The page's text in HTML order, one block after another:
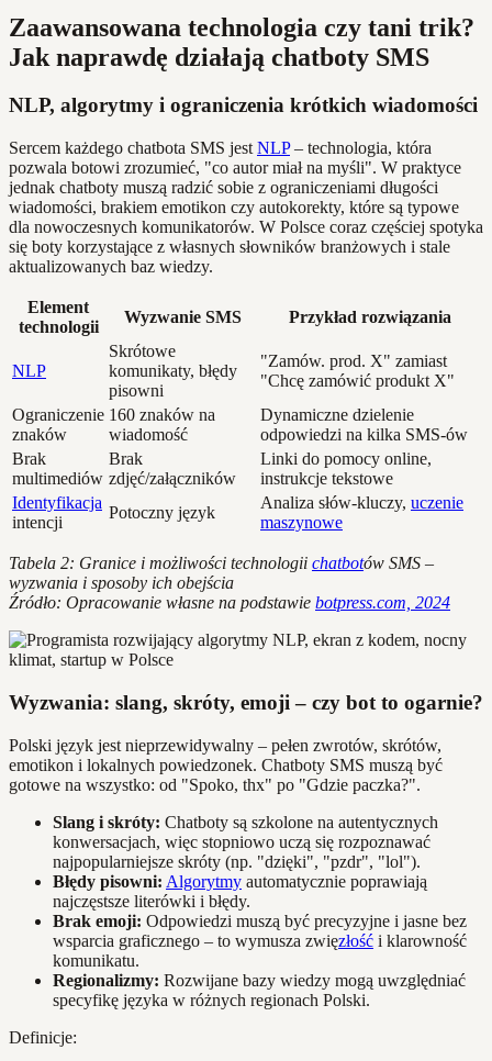
Zaawansowana technologia czy tani trik?
Jak naprawdę działają chatboty SMS
NLP, algorytmy i ograniczenia krótkich wiadomości
Sercem każdego chatbota SMS jest NLP– technologia, która
pozwala botowi zrozumieć, "co autor miał na myśli". W praktyce
jednak chatboty muszą radzić sobie z ograniczeniami długości
wiadomości, brakiem emotikon czy autokorekty, które są typowe
dla nowoczesnych komunikatorów. W Polsce coraz częściej spotyka
się boty korzystające z własnych słowników branżowych i stale
aktualizowanych baz wiedzy.
Element
technologii
Wyzwanie SMS Przykład rozwiązania
NLP
Skrótowe
komunikaty, błędy
pisowni
"Zamów. prod. X" zamiast
"Chcę zamówić produkt X"
Ograniczenie
znaków
160 znaków na
wiadomość
Dynamiczne dzielenie
odpowiedzi na kilka SMS-ów
Brak
multimediów
Brak
zdjęć/załączników
Linki do pomocy online,
instrukcje tekstowe
Identyfikacja
intencji
Potoczny język
Analiza słów-kluczy, uczenie
maszynowe
Tabela 2: Granice i możliwości technologii chatbotów SMS –
wyzwania i sposoby ich obejścia
Źródło: Opracowanie własne na podstawie botpress.com, 2024
Wyzwania: slang, skróty, emoji – czy bot to ogarnie?
Polski język jest nieprzewidywalny – pełen zwrotów, skrótów,
emotikon i lokalnych powiedzonek. Chatboty SMS muszą być
gotowe na wszystko: od "Spoko, thx" po "Gdzie paczka?".
Slang i skróty: Chatboty są szkolone na autentycznych
konwersacjach, więc stopniowo uczą się rozpoznawać
najpopularniejsze skróty (np. "dzięki", "pzdr", "lol").
Błędy pisowni: Algorytmy automatycznie poprawiają
najczęstsze literówki i błędy.
Brak emoji: Odpowiedzi muszą być precyzyjne i jasne bez
wsparcia graficznego – to wymusza zwięzłość i klarowność
komunikatu.
Regionalizmy: Rozwijane bazy wiedzy mogą uwzględniać
specyfikę języka w różnych regionach Polski.
Definicje: